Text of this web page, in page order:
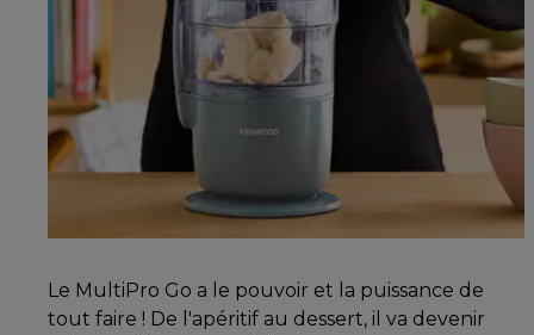
Le MultiPro Go a le pouvoir et la puissance de
tout faire ! De l'apéritif au dessert, il va devenir